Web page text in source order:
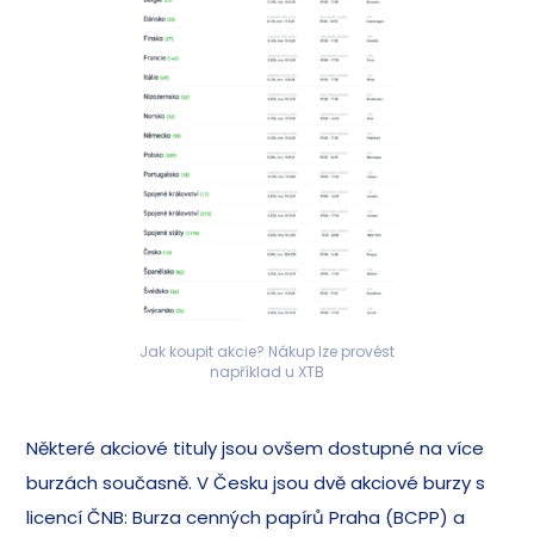
Jak koupit akcie? Nákup lze provést
například u XTB
Některé akciové tituly jsou ovšem dostupné na více
burzách současně. V Česku jsou dvě akciové burzy s
licencí ČNB: Burza cenných papírů Praha (BCPP) a